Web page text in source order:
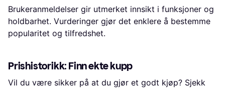
Brukeranmeldelser gir utmerket innsikt i funksjoner og
holdbarhet. Vurderinger gjør det enklere å bestemme
popularitet og tilfredshet.
Prishistorikk: Finn ekte kupp
Vil du være sikker på at du gjør et godt kjøp? Sjekk